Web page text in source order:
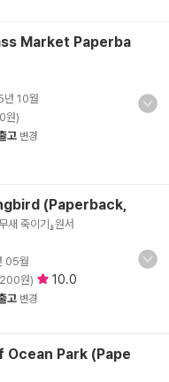
Market Paperba
10월
원)
고 변경
(Paperback,
새 죽이기』원서
05월
원) 10.0
고 변경
Ocean Park (Pape